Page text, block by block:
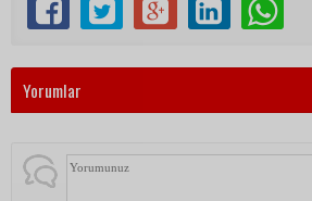
Yorumlar